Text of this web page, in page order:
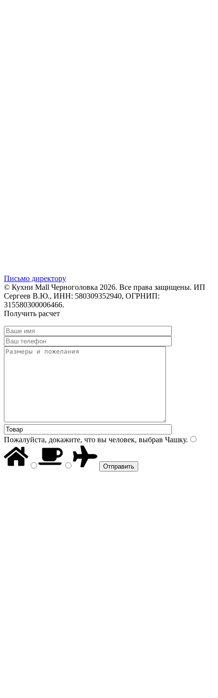
Письмо директору
© Кухни Mall Черноголовка 2026. Все права защищены. ИП
Сергеев В.Ю., ИНН: 580309352940, ОГРНИП:
315580300006466.
Получить расчет
Пожалуйста, докажите, что вы человек, выбрав Чашку.